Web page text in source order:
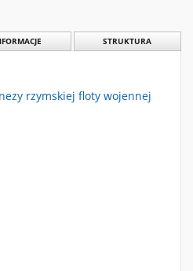
STRUKTURA
rzymskiej floty wojennej